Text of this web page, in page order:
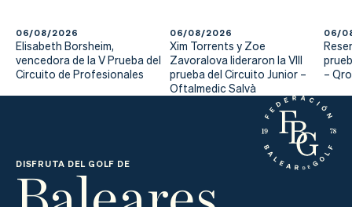
06/08/2026
Elisabeth Borsheim,
vencedora de la V Prueba del
Circuito de Profesionales
06/08/2026
Xim Torrents y Zoe
Zavoralova lideraron la VIII
prueba del Circuito Junior –
Oftalmedic Salvà
06/
–
DISFRUTA DEL GOLF DE